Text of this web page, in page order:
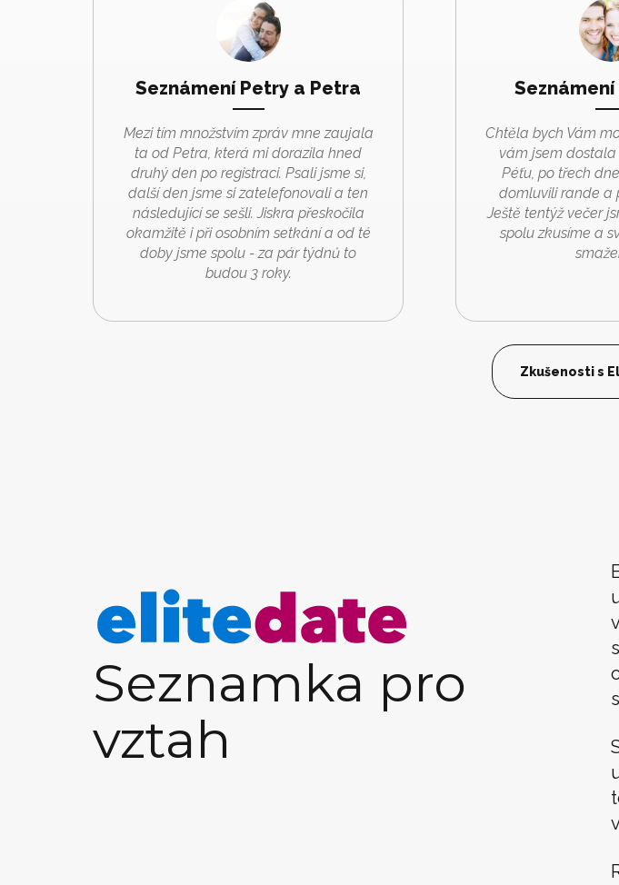
Seznámení Petry a Petra
Mezi tím množstvím zpráv mne zaujala
ta od Petra, která mi dorazila hned
druhý den po registraci. Psali jsme si,
další den jsme si zatelefonovali a ten
následující se sešli. Jiskra přeskočila
okamžitě i při osobním setkání a od té
doby jsme spolu - za pár týdnů to
budou 3 roky.
Chtěla bych Vám
vám jsem
Péťu, po třech
domluvili rande a
Ještě tentýž večer
spolu zkusíme a
Zkušenosti s
Seznamka pro
vztah